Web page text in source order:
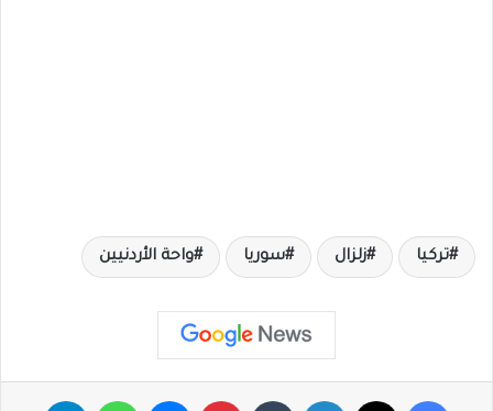
تركيا زلزال سوريا واحة الأردنيين